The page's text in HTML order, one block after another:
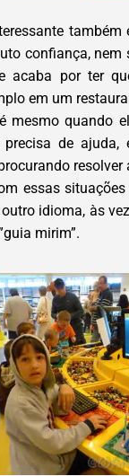
também
confiança, nem
acaba por ter
em um
mesmo quando
de ajuda,
resolver
essas
idioma, às
mirim”.